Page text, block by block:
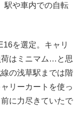
駅や車内での自転
を選定。キャリ
荷はミニマム…と思
の浅草駅までは階
リーカートを使っ
に力尽きていたで